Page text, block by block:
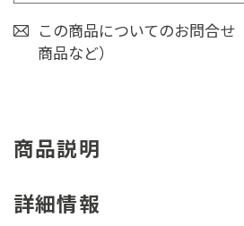
この商品についてのお問合せ
商品など）
商品説明
詳細情報